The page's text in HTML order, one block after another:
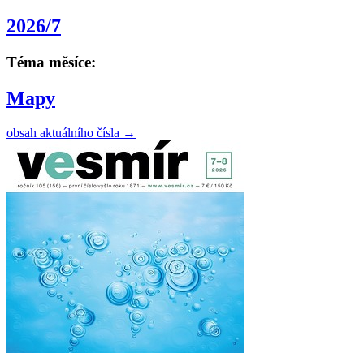
2026/7
Téma měsíce:
Mapy
obsah aktuálního čísla →